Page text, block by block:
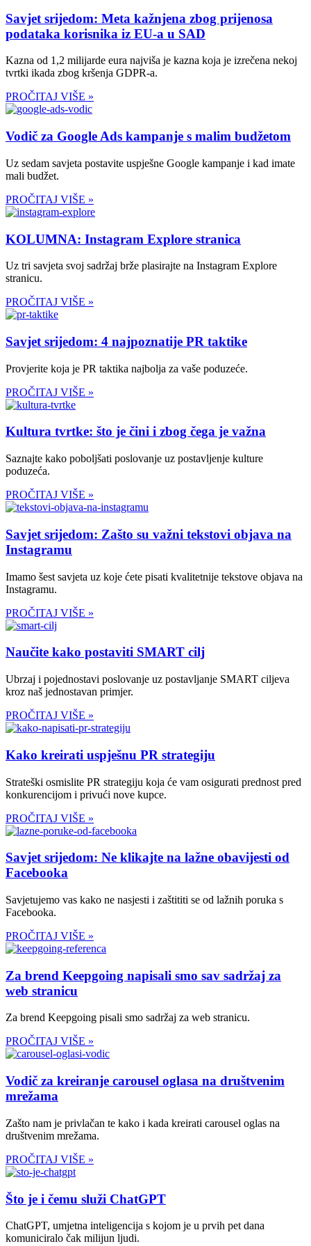
Savjet srijedom: Meta kažnjena zbog prijenosa
podataka korisnika iz EU-a u SAD
Kazna od 1,2 milijarde eura najviša je kazna koja je izrečena nekoj
tvrtki ikada zbog kršenja GDPR-a.
PROČITAJ VIŠE »
Vodič za Google Ads kampanje s malim budžetom
Uz sedam savjeta postavite uspješne Google kampanje i kad imate
mali budžet.
PROČITAJ VIŠE »
KOLUMNA: Instagram Explore stranica
Uz tri savjeta svoj sadržaj brže plasirajte na Instagram Explore
stranicu.
PROČITAJ VIŠE »
Savjet srijedom: 4 najpoznatije PR taktike
Provjerite koja je PR taktika najbolja za vaše poduzeće.
PROČITAJ VIŠE »
Kultura tvrtke: što je čini i zbog čega je važna
Saznajte kako poboljšati poslovanje uz postavljenje kulture
poduzeća.
PROČITAJ VIŠE »
Savjet srijedom: Zašto su važni tekstovi objava na
Instagramu
Imamo šest savjeta uz koje ćete pisati kvalitetnije tekstove objava na
Instagramu.
PROČITAJ VIŠE »
Naučite kako postaviti SMART cilj
Ubrzaj i pojednostavi poslovanje uz postavljanje SMART ciljeva
kroz naš jednostavan primjer.
PROČITAJ VIŠE »
Kako kreirati uspješnu PR strategiju
Strateški osmislite PR strategiju koja će vam osigurati prednost pred
konkurencijom i privući nove kupce.
PROČITAJ VIŠE »
Savjet srijedom: Ne klikajte na lažne obavijesti od
Facebooka
Savjetujemo vas kako ne nasjesti i zaštititi se od lažnih poruka s
Facebooka.
PROČITAJ VIŠE »
Za brend Keepgoing napisali smo sav sadržaj za
web stranicu
Za brend Keepgoing pisali smo sadržaj za web stranicu.
PROČITAJ VIŠE »
Vodič za kreiranje carousel oglasa na društvenim
mrežama
Zašto nam je privlačan te kako i kada kreirati carousel oglas na
društvenim mrežama.
PROČITAJ VIŠE »
Što je i čemu služi ChatGPT
ChatGPT, umjetna inteligencija s kojom je u prvih pet dana
komuniciralo čak milijun ljudi.